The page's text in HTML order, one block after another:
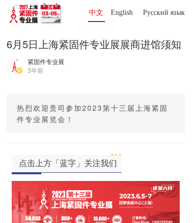
中文 English Русский язык
6月5日上海紧固件专业展展商进馆须知
紧固件专业展
3年前
热烈欢迎贵司参加2023第十三届上海紧固
件专业展览会！
点击上方「蓝字」关注我们